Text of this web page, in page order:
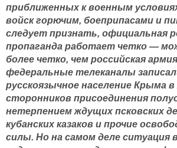
приближенных к военным
войск горючим, боеприпасами и
следует признать, официальная
пропаганда работает четко —
более четко, чем российская
федеральные телеканалы
русскоязычное население Крыма
сторонников присоединения
нетерпением ждущих псковских
кубанских казаков и прочие
силы. Но на самом деле ситуация